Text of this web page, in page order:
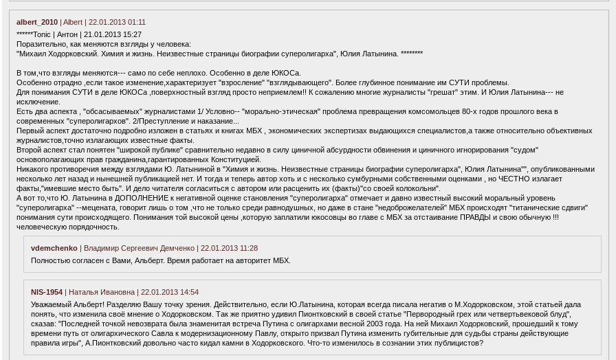
albert_2010 | Albert | 22.01.2013 01:11
******Tonic | Антон | 21.01.2013 15:27
Поразительно, как меняются взгляды у человека:
"Михаил Ходорковский. Химия и жизнь. Неизвестные страницы биографии суперолигарха", Юлия Латынина. ********
В том,что взгляды меняются--- само по себе неплохо. Особенно в деле ЮКОСа.
Особенно отрадно ,если такое изменение,характеризует "взросление" "взглядывающего". Более глубинное понимание им СУТИ проблемы.
Для понимания СУТИ в деле ЮКОСа ,поверхностный взгляд просто неприемлем!! К сожалению многие журналисты "грешат" этим. И Юлия Латынина--- не
исключение.
Есть два аспекта , "обсасываемых" журналистами 1/ Условно-- "морально-этическая" проблема превращения комсомольцев 80-х годов прошлого века в
современных "суперолигархов". 2/Преступление и наказание...
Первый аспект достаточно подробно изложен в статьях и книгах МБХ , экономических экспертизах выдающихся специалистов,а также относительно объективных
журналистов,точно излагающих известные факты.
Второй аспект стал понятен "широкой публике" сравнительно недавно в силу циничной абсурдности обвинения и циничного игнорирования "судом"
основополагающих прав гражданина,гарантированных Конституцией.
Никакого противоречия между взглядами Ю. Латыниной в "Химия и жизнь. Неизвестные страницы биографии суперолигарха", Юлия Латынина"", опубликованными
несколько лет назад и нынешней публикацией нет. И тогда и теперь автор хоть и с несколько сумбурными собственными оценками , но ЧЕСТНО излагает
факты,"имевшие место быть". И дело читателя согласиться с автором или расценить их (факты)"со своей колокольни".
А вот то,что Ю. Латынина в ДОПОЛНЕНИЕ к негативной оценке становления "суперолигарха" отмечает и давно известный высокий моральный уровень
"суперолигарха" --мецената, говорит лишь о том ,что не только среди равнодушных, но даже в стане "недоброжелателей" МБХ происходят "титанические сдвиги"
понимания сути происходящего. Понимания той высокой цены ,которую заплатили юкосовцы во главе с МБХ за отстаивание ПРАВДЫ и свою обычную !!!
человеческую порядочность.
vdemchenko | Владимир Сергеевич Демченко | 22.01.2013 11:28
Полностью согласен с Вами, Альберт. Время работает на авторитет МБХ.
NIS-1954 | Наталья Ивановна | 22.01.2013 14:54
Уважаемый Альберт! Разделяю Вашу точку зрения. Действительно, если Ю.Латынина, которая всегда писала негатив о М.Ходорковском, этой статьей дала
понять, что изменила своё мнение о Ходорковском. Так же приятно удивил Пионтковский в своей статье "Первородный грех или четвертьвековой блуд",
сказав: "Последней точкой невозврата была знаменитая встреча Путина с олигархами весной 2003 года. На ней Михаил Ходорковский, прошедший к тому
времени путь от олигархического Савла к модернизационному Павлу, открыто призвал Путина изменить губительные для судьбы страны действующие
правила игры", А.Пионтковский довольно часто кидал камни в Ходорковского. Что-то изменилось в сознании этих публицистов?